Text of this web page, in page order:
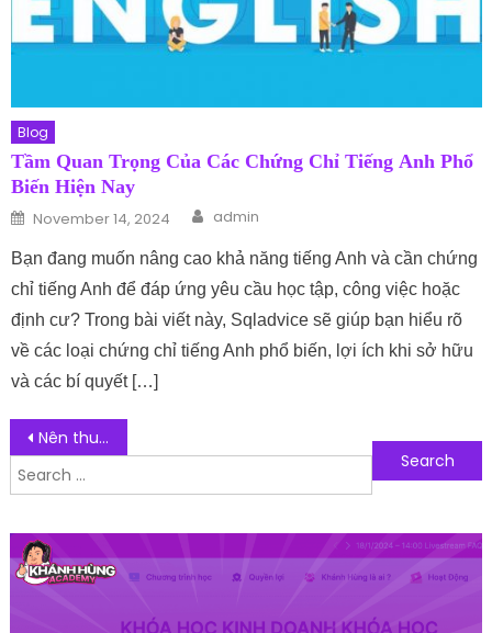
Blog
Tầm Quan Trọng Của Các Chứng Chỉ Tiếng Anh Phổ
Biến Hiện Nay
Posted on
November 14, 2024 Author
admin
Bạn đang muốn nâng cao khả năng tiếng Anh và cần chứng
chỉ tiếng Anh để đáp ứng yêu cầu học tập, công việc hoặc
định cư? Trong bài viết này, Sqladvice sẽ giúp bạn hiểu rõ
về các loại chứng chỉ tiếng Anh phổ biến, lợi ích khi sở hữu
và các bí quyết […]
Post navigation
Nên thuê VPS ở đâu giá rẻ, chất lượng tốt nhất hiện nay?
Search for: